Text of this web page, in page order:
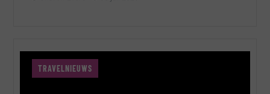
TRAVELNIEUWS